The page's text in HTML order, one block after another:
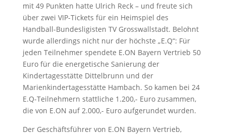
mit 49 Punkten hatte Ulrich Reck – und freute sich
über zwei VIP-Tickets für ein Heimspiel des
Handball-Bundesligisten TV Grosswallstadt. Belohnt
wurde allerdings nicht nur der höchste „E.Q“: Für
jeden Teilnehmer spendete E.ON Bayern Vertrieb 50
Euro für die energetische Sanierung der
Kindertagesstätte Dittelbrunn und der
Marienkindertagesstätte Hambach. So kamen bei 24
E.Q-Teilnehmern stattliche 1.200,- Euro zusammen,
die von E.ON auf 2.000,- Euro aufgerundet wurden.
Der Geschäftsführer von E.ON Bayern Vertrieb,